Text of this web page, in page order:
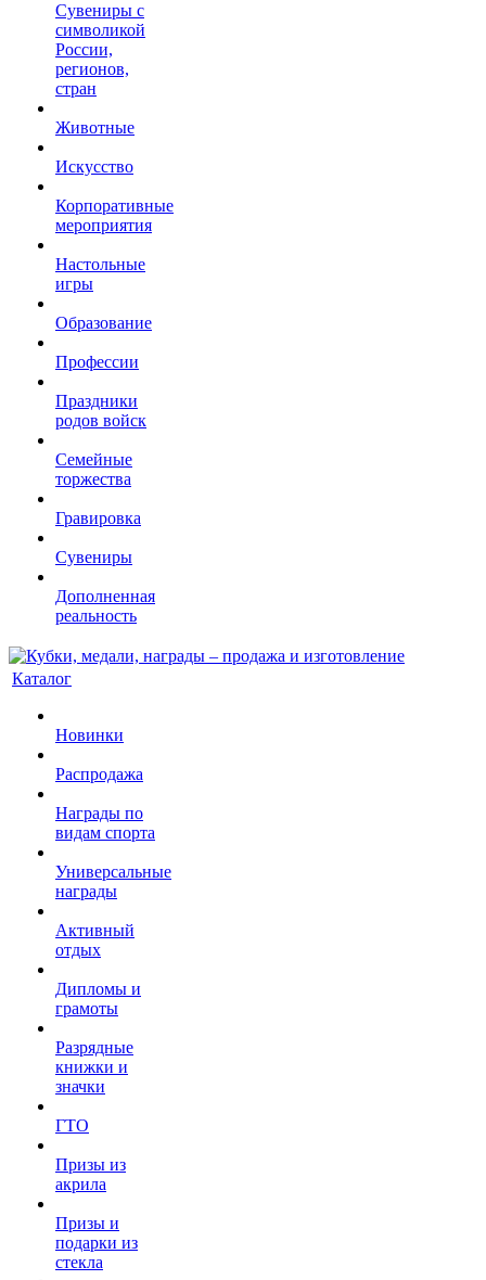
Сувениры с
символикой
России,
регионов,
стран
Животные
Искусство
Корпоративные
мероприятия
Настольные
игры
Образование
Профессии
Праздники
родов войск
Семейные
торжества
Гравировка
Сувениры
Дополненная
реальность
Каталог
Новинки
Распродажа
Награды по
видам спорта
Универсальные
награды
Активный
отдых
Дипломы и
грамоты
Разрядные
книжки и
значки
ГТО
Призы из
акрила
Призы и
подарки из
стекла